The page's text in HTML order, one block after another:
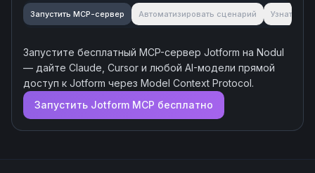
Запустить MCP-сервер Автоматизировать сценарий Узнать об
Запустите бесплатный MCP-сервер Jotform на Nodul
— дайте Claude, Cursor и любой AI-модели прямой
доступ к Jotform через Model Context Protocol.
Запустить Jotform MCP бесплатно